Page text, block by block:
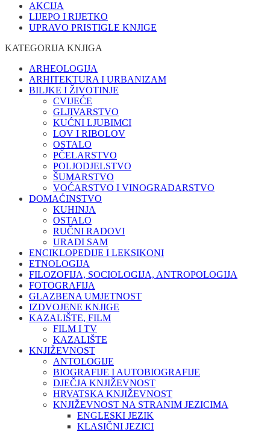
AKCIJA
LIJEPO I RIJETKO
UPRAVO PRISTIGLE KNJIGE
KATEGORIJA KNJIGA
ARHEOLOGIJA
ARHITEKTURA I URBANIZAM
BILJKE I ŽIVOTINJE
CVIJEĆE
GLJIVARSTVO
KUĆNI LJUBIMCI
LOV I RIBOLOV
OSTALO
PČELARSTVO
POLJODJELSTVO
ŠUMARSTVO
VOĆARSTVO I VINOGRADARSTVO
DOMAĆINSTVO
KUHINJA
OSTALO
RUČNI RADOVI
URADI SAM
ENCIKLOPEDIJE I LEKSIKONI
ETNOLOGIJA
FILOZOFIJA, SOCIOLOGIJA, ANTROPOLOGIJA
FOTOGRAFIJA
GLAZBENA UMJETNOST
IZDVOJENE KNJIGE
KAZALIŠTE, FILM
FILM I TV
KAZALIŠTE
KNJIŽEVNOST
ANTOLOGIJE
BIOGRAFIJE I AUTOBIOGRAFIJE
DJEČJA KNJIŽEVNOST
HRVATSKA KNJIŽEVNOST
KNJIŽEVNOST NA STRANIM JEZICIMA
ENGLESKI JEZIK
KLASIČNI JEZICI